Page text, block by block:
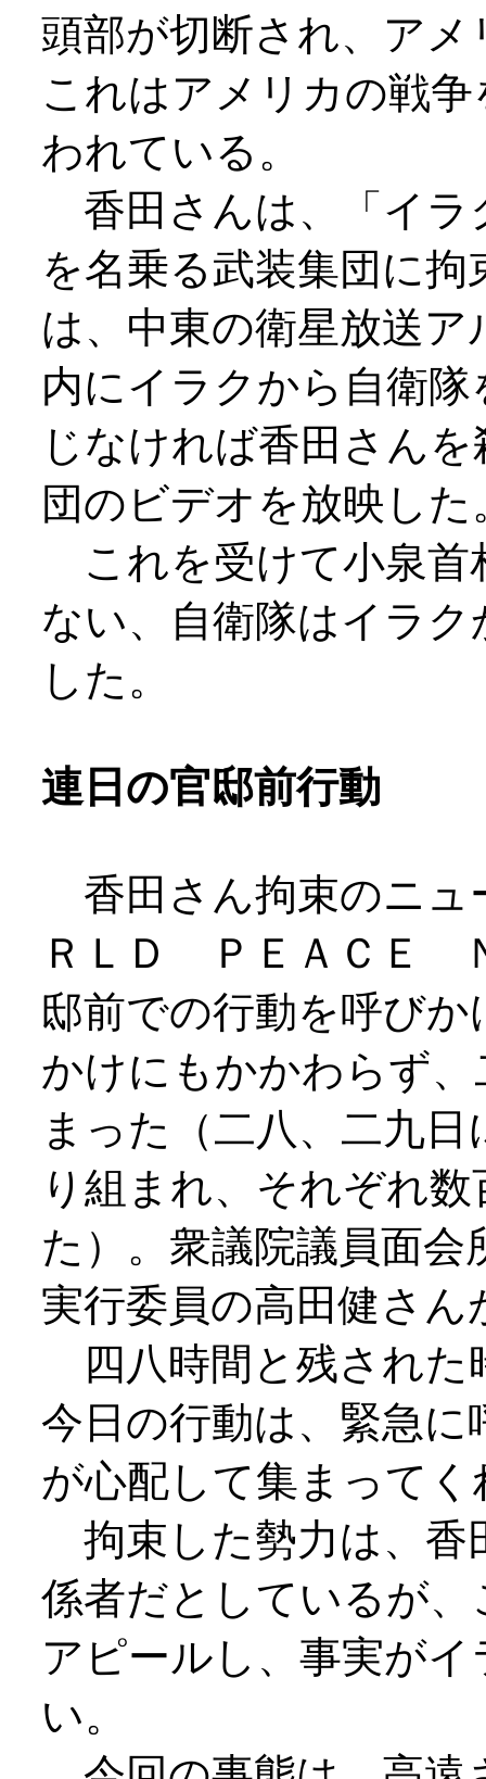
頭部が切断され、ア
これはアメリカの戦
われている。
香田さんは、「イラ
を名乗る武装集団に
は、中東の衛星放送
内にイラクから自衛
じなければ香田さん
団のビデオを放映した
これを受けて小泉首
ない、自衛隊はイラ
した。
連日の官邸前行動
香田さん拘束のニュ
ＲＬＤ ＰＥＡＣＥ
邸前での行動を呼び
かけにもかかわらず
まった（二八、二九
り組まれ、それぞれ
た）。衆議院議員面
実行委員の高田健さん
四八時間と残された
今日の行動は、緊急
が心配して集まってく
拘束した勢力は、香
係者だとしているが
アピールし、事実が
い。